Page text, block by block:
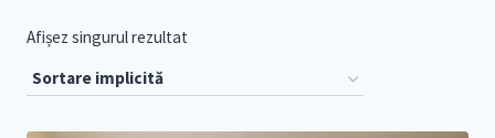
Afișez singurul rezultat